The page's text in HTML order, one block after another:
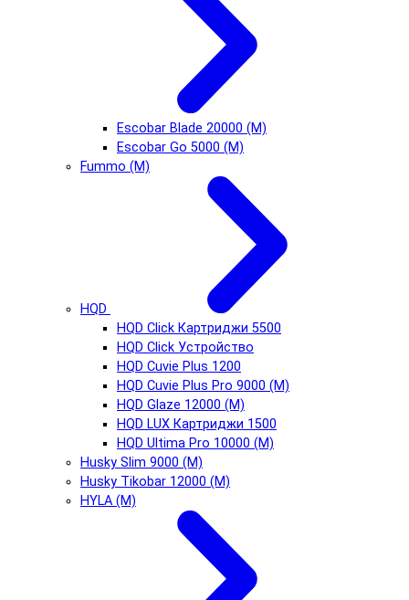
Escobar Blade 20000 (М)
Escobar Go 5000 (М)
Fummo (М)
HQD
HQD Click Картриджи 5500
HQD Click Устройство
HQD Cuvie Plus 1200
HQD Cuvie Plus Pro 9000 (М)
HQD Glaze 12000 (М)
HQD LUX Картриджи 1500
HQD Ultima Pro 10000 (М)
Husky Slim 9000 (М)
Husky Tikobar 12000 (М)
HYLA (М)